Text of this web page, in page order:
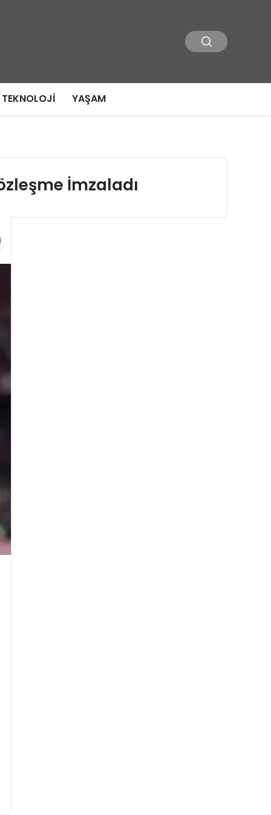
TEKNOLOJI YAŞAM
İmzaladı